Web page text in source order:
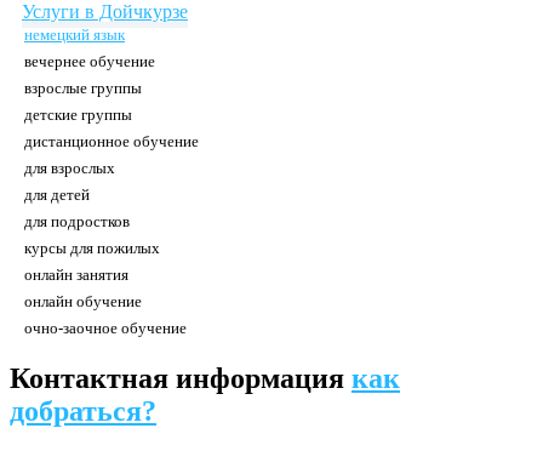
Услуги в Дойчкурзе
немецкий язык
вечернее обучение
взрослые группы
детские группы
дистанционное обучение
для взрослых
для детей
для подростков
курсы для пожилых
онлайн занятия
онлайн обучение
очно-заочное обучение
Контактная информация как
добраться?